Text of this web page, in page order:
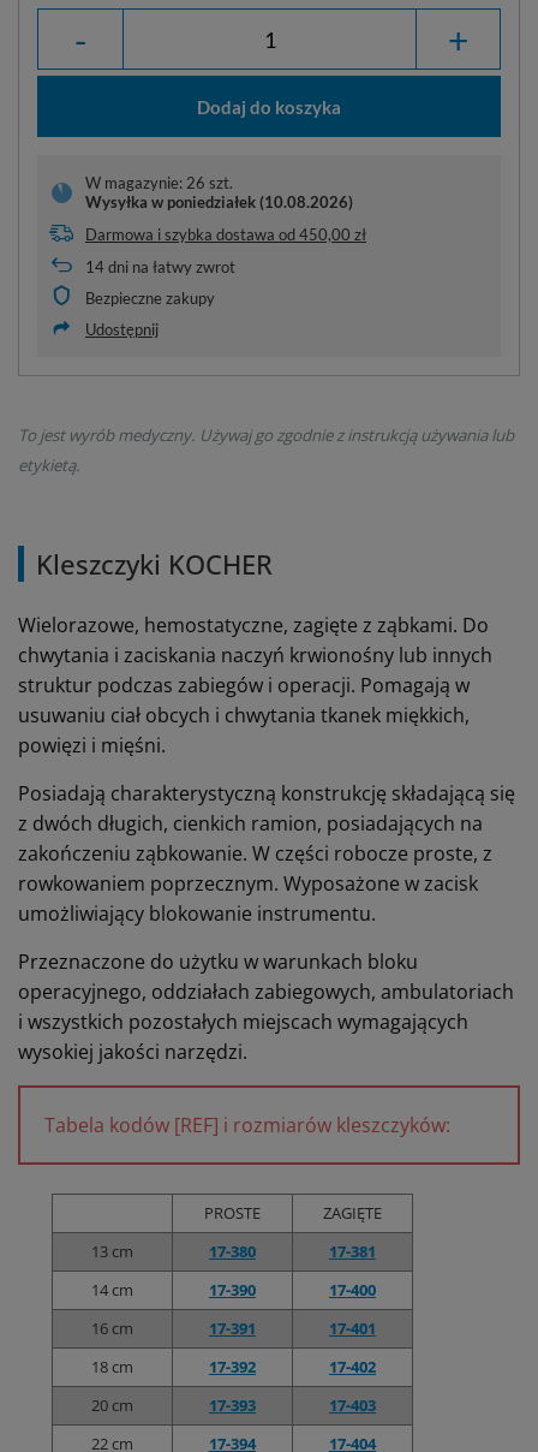
- +
Dodaj do koszyka
W magazynie: 26 szt.
Wysyłka w poniedziałek (10.08.2026)
Darmowa i szybka dostawa od450,00 zł
14dni na łatwy zwrot
Bezpieczne zakupy
Udostępnij
To jest wyrób medyczny. Używaj go zgodnie z instrukcją używania lub
etykietą.
Kleszczyki KOCHER
Wielorazowe, hemostatyczne, zagięte z ząbkami. Do
chwytania i zaciskania naczyń krwionośny lub innych
struktur podczas zabiegów i operacji. Pomagają w
usuwaniu ciał obcych i chwytania tkanek miękkich,
powięzi i mięśni.
Posiadają charakterystyczną konstrukcję składającą się
z dwóch długich, cienkich ramion, posiadających na
zakończeniu ząbkowanie. W części robocze proste, z
rowkowaniem poprzecznym. Wyposażone w zacisk
umożliwiający blokowanie instrumentu.
Przeznaczone do użytku w warunkach bloku
operacyjnego, oddziałach zabiegowych, ambulatoriach
i wszystkich pozostałych miejscach wymagających
wysokiej jakości narzędzi.
Tabela kodów [REF] i rozmiarów kleszczyków:
PROSTE
ZAGIĘTE
13 cm
17-380
17-381
14 cm
17-390
17-400
16 cm
17-391
17-401
18 cm
17-392
17-402
20 cm
17-393
17-403
22 cm
17-394
17-404